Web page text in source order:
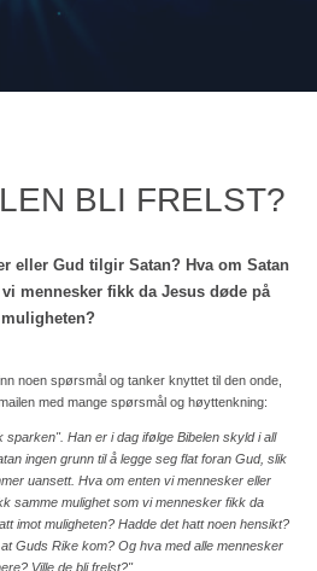
BLI FRELST?
eller Gud tilgir Satan? Hva om Satan
mennesker fikk da Jesus døde på
noen spørsmål og tanker knyttet til den onde,
med mange spørsmål og høyttenkning:
Han er i dag ifølge Bibelen skyld i all
ingen grunn til å legge seg flat foran Gud, slik
uansett. Hva om enten vi mennesker eller
samme mulighet som vi mennesker fikk da
imot muligheten? Hadde det hatt noen hensikt?
Guds Rike kom? Og hva med alle mennesker
Ville de bli frelst?"